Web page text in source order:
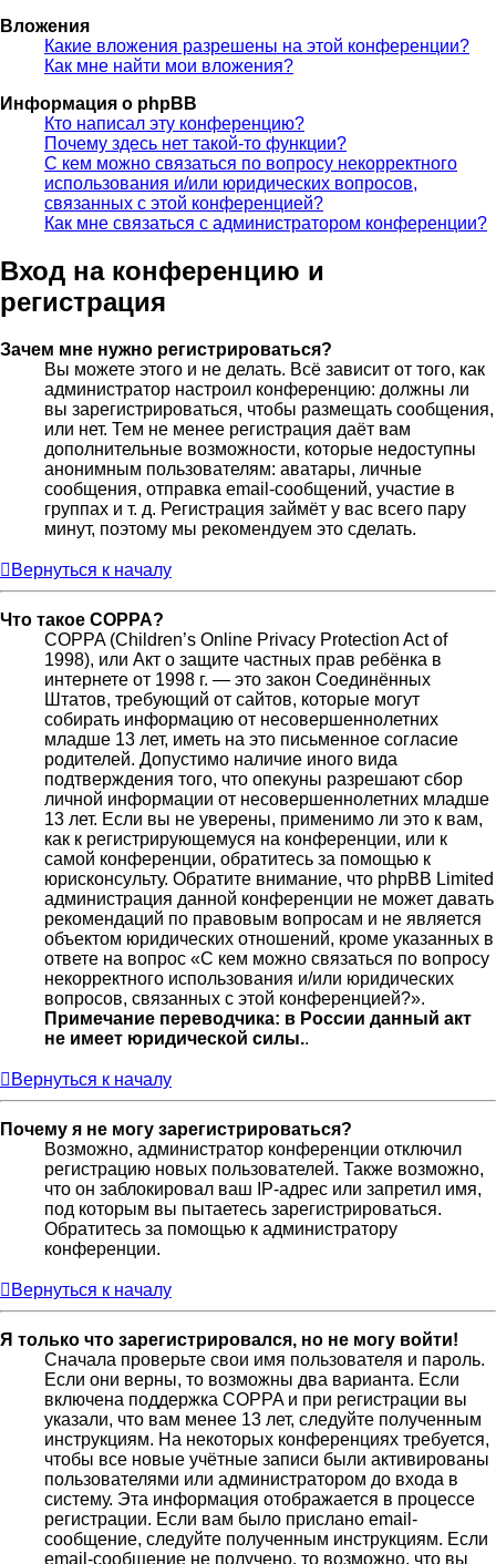
Вложения
Какие вложения разрешены на этой конференции?
Как мне найти мои вложения?
Информация о phpBB
Кто написал эту конференцию?
Почему здесь нет такой-то функции?
С кем можно связаться по вопросу некорректного
использования и/или юридических вопросов,
связанных с этой конференцией?
Как мне связаться с администратором конференции?
Вход на конференцию и
регистрация
Зачем мне нужно регистрироваться?
Вы можете этого и не делать. Всё зависит от того, как
администратор настроил конференцию: должны ли
вы зарегистрироваться, чтобы размещать сообщения,
или нет. Тем не менее регистрация даёт вам
дополнительные возможности, которые недоступны
анонимным пользователям: аватары, личные
сообщения, отправка email-сообщений, участие в
группах и т. д. Регистрация займёт у вас всего пару
минут, поэтому мы рекомендуем это сделать.
Вернуться к началу
Что такое COPPA?
COPPA (Children’s Online Privacy Protection Act of
1998), или Акт о защите частных прав ребёнка в
интернете от 1998 г. — это закон Соединённых
Штатов, требующий от сайтов, которые могут
собирать информацию от несовершеннолетних
младше 13 лет, иметь на это письменное согласие
родителей. Допустимо наличие иного вида
подтверждения того, что опекуны разрешают сбор
личной информации от несовершеннолетних младше
13 лет. Если вы не уверены, применимо ли это к вам,
как к регистрирующемуся на конференции, или к
самой конференции, обратитесь за помощью к
юрисконсульту. Обратите внимание, что phpBB Limited
администрация данной конференции не может давать
рекомендаций по правовым вопросам и не является
объектом юридических отношений, кроме указанных в
ответе на вопрос «С кем можно связаться по вопросу
некорректного использования и/или юридических
вопросов, связанных с этой конференцией?».
Примечание переводчика: в России данный акт
не имеет юридической силы..
Вернуться к началу
Почему я не могу зарегистрироваться?
Возможно, администратор конференции отключил
регистрацию новых пользователей. Также возможно,
что он заблокировал ваш IP-адрес или запретил имя,
под которым вы пытаетесь зарегистрироваться.
Обратитесь за помощью к администратору
конференции.
Вернуться к началу
Я только что зарегистрировался, но не могу войти!
Сначала проверьте свои имя пользователя и пароль.
Если они верны, то возможны два варианта. Если
включена поддержка COPPA и при регистрации вы
указали, что вам менее 13 лет, следуйте полученным
инструкциям. На некоторых конференциях требуется,
чтобы все новые учётные записи были активированы
пользователями или администратором до входа в
систему. Эта информация отображается в процессе
регистрации. Если вам было прислано email-
сообщение, следуйте полученным инструкциям. Если
email-сообщение не получено, то возможно, что вы